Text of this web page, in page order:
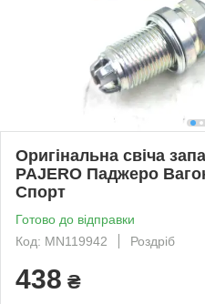
Оригінальна свіча
PAJERO Паджеро
Спорт
Готово до відправки
Код: MN119942
Роздріб
438 ₴